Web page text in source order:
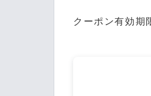
クーポン有効期